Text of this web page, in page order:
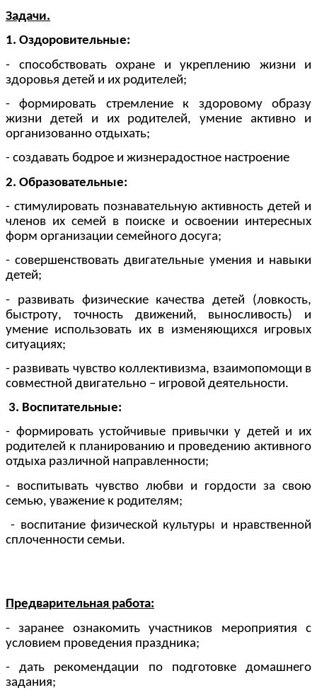
Задачи.
1. Оздоровительные:
- способствовать охране и укреплению жизни и
здоровья детей и их родителей;
- формировать стремление к здоровому образу
жизни детей и их родителей, умение активно и
организованно отдыхать;
- создавать бодрое и жизнерадостное настроение
2. Образовательные:
- стимулировать познавательную активность детей и
членов их семей в поиске и освоении интересных
форм организации семейного досуга;
- совершенствовать двигательные умения и навыки
детей;
- развивать физические качества детей (ловкость,
быстроту, точность движений, выносливость) и
умение использовать их в изменяющихся игровых
ситуациях;
- развивать чувство коллективизма, взаимопомощи в
совместной двигательно – игровой деятельности.
3. Воспитательные:
- формировать устойчивые привычки у детей и их
родителей к планированию и проведению активного
отдыха различной направленности;
- воспитывать чувство любви и гордости за свою
семью, уважение к родителям;
- воспитание физической культуры и нравственной
сплоченности семьи.
Предварительная работа:
- заранее ознакомить участников мероприятия с
условием проведения праздника;
- дать рекомендации по подготовке домашнего
задания;